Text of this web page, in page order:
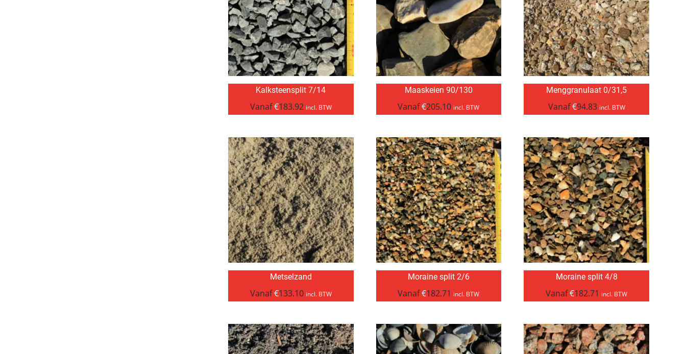
Kalksteensplit 7/14
Vanaf€183.92 incl. BTW
Maaskeien 90/130
Vanaf€205.10 incl. BTW
Menggranulaat 0/31,5
Vanaf€94.83 incl. BTW
Metselzand
Vanaf€133.10 incl. BTW
Moraine split 2/6
Vanaf€182.71 incl. BTW
Moraine split 4/8
Vanaf€182.71 incl. BTW